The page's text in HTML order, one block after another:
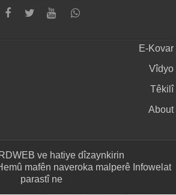
E-Kovar
Vîdyo
Têkilî
About
ve hatiye dîzaynkirin
mafên naveroka malperê Infowelat
parastî ne